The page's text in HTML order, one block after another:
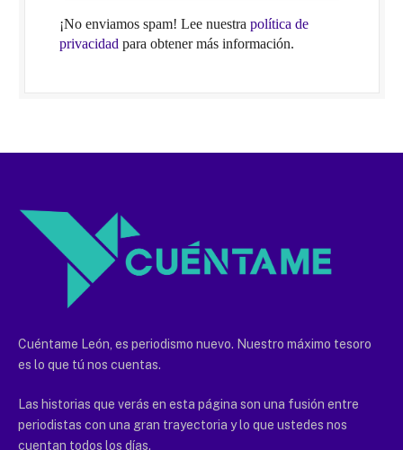
¡No enviamos spam! Lee nuestra política de
privacidad para obtener más información.
Cuéntame León, es periodismo nuevo. Nuestro máximo tesoro
es lo que tú nos cuentas.
Las historias que verás en esta página son una fusión entre
periodistas con una gran trayectoria y lo que ustedes nos
cuentan todos los días.